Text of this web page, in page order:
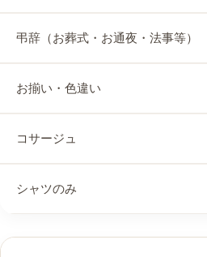
弔辞（お葬式・お通夜・法事等）
お揃い・色違い
コサージュ
シャツのみ